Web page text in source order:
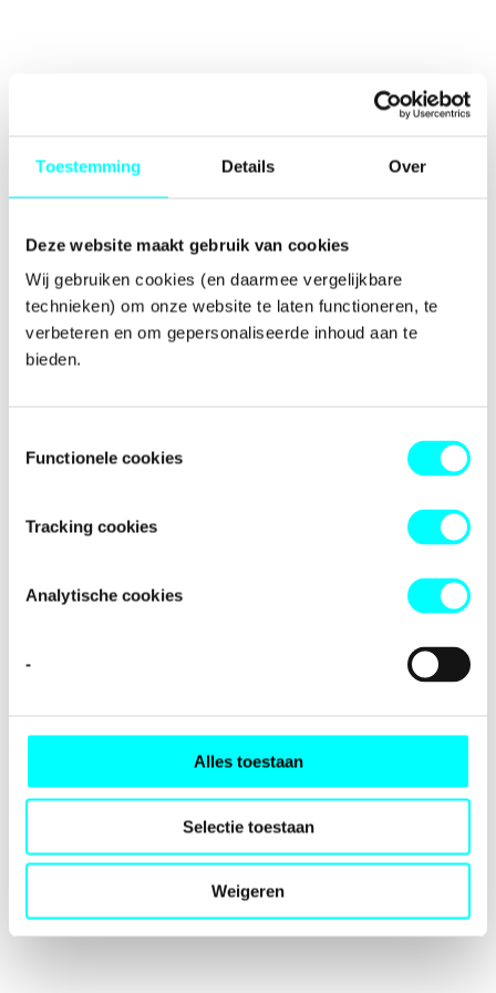
Toestemming Details Over
Deze website maakt gebruik van cookies
Wij gebruiken cookies (en daarmee vergelijkbare
technieken) om onze website te laten functioneren, te
verbeteren en om gepersonaliseerde inhoud aan te
bieden.
Functionele cookies
Tracking cookies
Analytische cookies
-
Alles toestaan
Selectie toestaan
Weigeren
-side exception has occurred while
browser consolefor